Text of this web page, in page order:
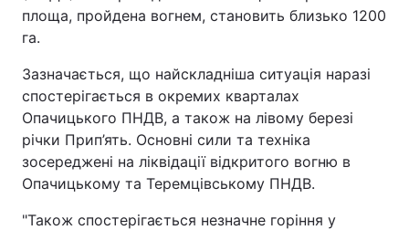
площа, пройдена вогнем, становить близько 1200
га.
Зазначається, що найскладніша ситуація наразі
спостерігається в окремих кварталах
Опачицького ПНДВ, а також на лівому березі
річки Прип’ять. Основні сили та техніка
зосереджені на ліквідації відкритого вогню в
Опачицькому та Теремцівському ПНДВ.
"Також спостерігається незначне горіння у